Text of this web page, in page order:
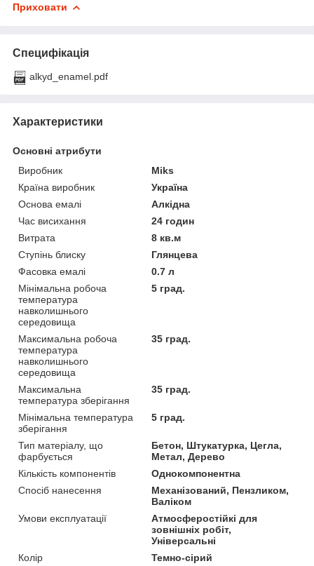
Приховати
Специфікація
alkyd_enamel.pdf
Характеристики
Основні атрибути
Виробник
Miks
Країна виробник
Україна
Основа емалі
Алкідна
Час висихання
24 годин
Витрата
8 кв.м
Ступінь блиску
Глянцева
Фасовка емалі
0.7 л
Мінімальна робоча
температура
навколишнього
середовища
5 град.
Максимальна робоча
температура
навколишнього
середовища
35 град.
Максимальна
температура зберігання
35 град.
Мінімальна температура
зберігання
5 град.
Тип матеріалу, що
фарбується
Бетон, Штукатурка, Цегла,
Метал, Дерево
Кількість компонентів
Однокомпонентна
Спосіб нанесення
Механізований, Пензликом,
Валіком
Умови експлуатації
Атмосферостійкі для
зовнішніх робіт,
Універсальні
Колір
Темно-сірий